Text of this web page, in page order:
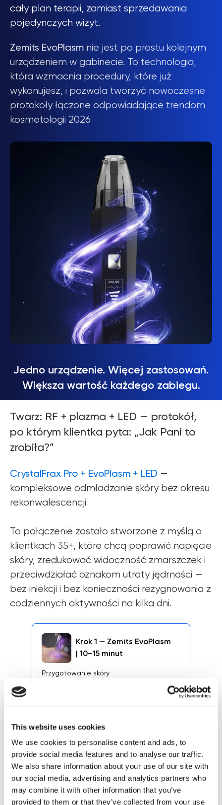
This website uses cookies
We use cookies to personalise content and ads, to
provide social media features and to analyse our traffic.
We also share information about your use of our site with
our social media, advertising and analytics partners who
may combine it with other information that you’ve
provided to them or that they’ve collected from your use
cały plan terapii, zamiast sprzedawania
pojedynczych wizyt.
Zemits EvoPlasm nie jest po prostu kolejnym
urządzeniem w gabinecie. To technologia,
która wzmacnia procedury, które już
wykonujesz, i pozwala tworzyć nowoczesne
protokoły łączone odpowiadające trendom
kosmetologii 2026
Jedno urządzenie. Więcej zastosowań.
Większa wartość każdego zabiegu.
Twarz: RF + plazma + LED — protokół,
po którym klientka pyta: „Jak Pani to
zrobiła?”
CrystalFrax Pro + EvoPlasm + LED —
kompleksowe odmładzanie skóry bez okresu
rekonwalescencji
To połączenie zostało stworzone z myślą o
klientkach 35+, które chcą poprawić napięcie
skóry, zredukować widoczność zmarszczek i
przeciwdziałać oznakom utraty jędrności —
bez iniekcji i bez konieczności rezygnowania z
codziennych aktywności na kilka dni.
Krok 1 — Zemits EvoPlasm
| 10–15 minut
Przygotowanie skóry
kolejnego etapu zabiegu, wspierając jej
gotowość do działania technologii RF.
przed wejściem — skóra staje się bardziej
Krok 2 — Zemits
CrystalFrax Pro (frakcyjny
RF bez igieł) | 25–30 minut